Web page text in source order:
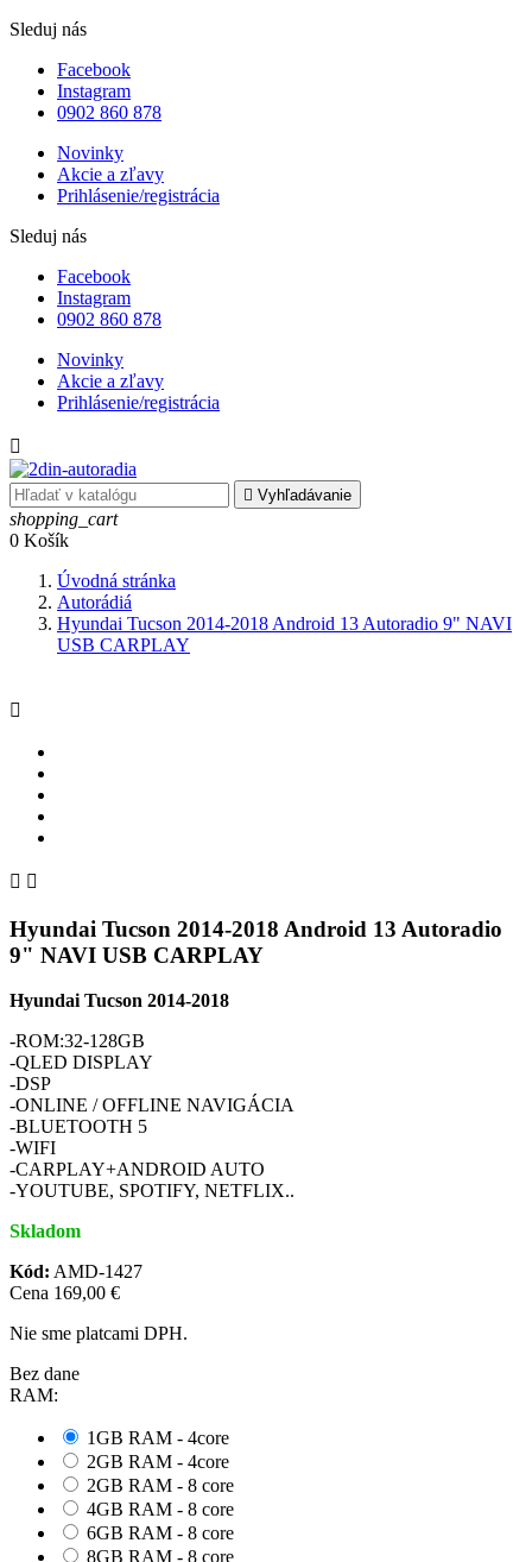
Sleduj nás
Facebook
Instagram
0902 860 878
Novinky
Akcie a zľavy
Prihlásenie/registrácia
Sleduj nás
Facebook
Instagram
0902 860 878
Novinky
Akcie a zľavy
Prihlásenie/registrácia

 Vyhľadávanie
shopping_cart
0 Košík
Úvodná stránka
Autorádiá
Hyundai Tucson 2014-2018 Android 13 Autoradio 9" NAVI
USB CARPLAY

 
Hyundai Tucson 2014-2018 Android 13 Autoradio
9" NAVI USB CARPLAY
Hyundai Tucson 2014-2018
-ROM:32-128GB
-QLED DISPLAY
-DSP
-ONLINE / OFFLINE NAVIGÁCIA
-BLUETOOTH 5
-WIFI
-CARPLAY+ANDROID AUTO
-YOUTUBE, SPOTIFY, NETFLIX..
Skladom
Kód: AMD-1427
Cena 169,00 €
Nie sme platcami DPH.
Bez dane
RAM:
1GB RAM - 4core
2GB RAM - 4core
2GB RAM - 8 core
4GB RAM - 8 core
6GB RAM - 8 core
8GB RAM - 8 core